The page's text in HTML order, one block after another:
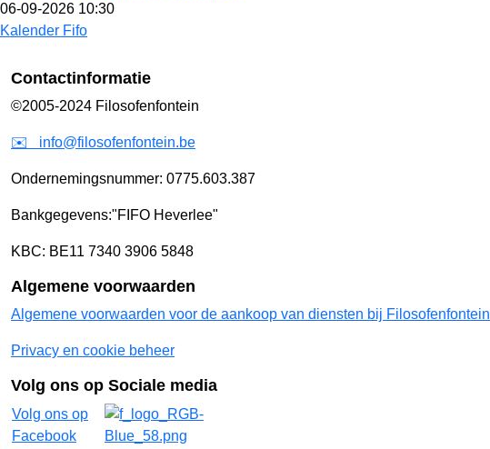
06-09-2026 10:30
Kalender Fifo
Contactinformatie
©2005-2024 Filosofenfontein
✉️ info@filosofenfontein.be
Ondernemingsnummer: 0775.603.387
Bankgegevens:"FIFO Heverlee"
KBC: BE11 7340 3906 5848
Algemene voorwaarden
Algemene voorwaarden voor de aankoop van diensten bij Filosofenfontein
Privacy en cookie beheer
Volg ons op Sociale media
Volg ons op
Facebook